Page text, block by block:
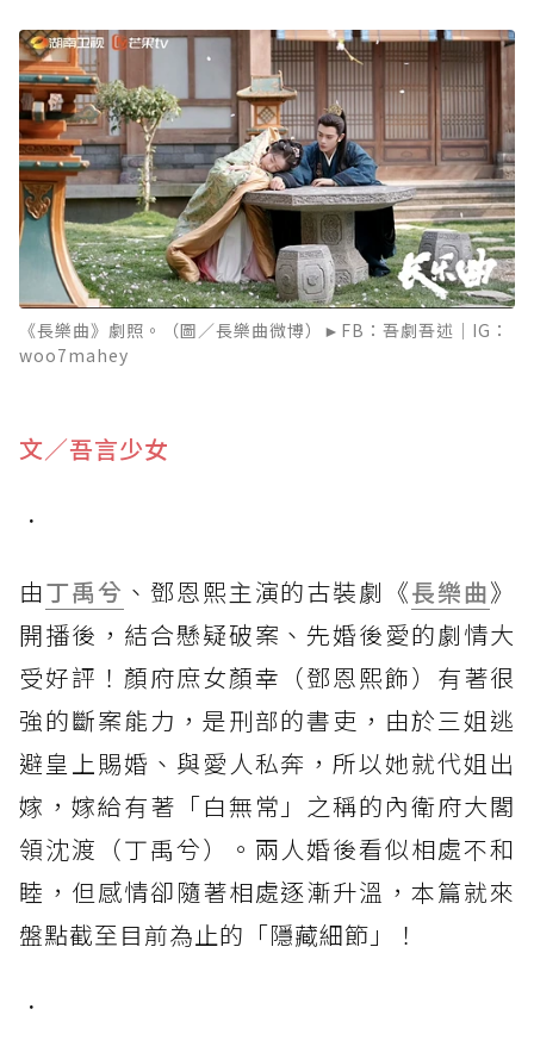
《長樂曲》劇照。（圖／長樂曲微博）►FB：吾劇吾述｜IG：
woo7mahey
文／吾言少女
．
由丁禹兮 、鄧恩熙主演的古裝劇《長樂曲》
開播後，結合懸疑破案、先婚後愛的劇情大
受好評！顏府庶女顏幸（鄧恩熙飾）有著很
強的斷案能力，是刑部的書吏，由於三姐逃
避皇上賜婚、與愛人私奔，所以她就代姐出
嫁，嫁給有著「白無常」之稱的內衛府大閣
領沈渡（丁禹兮）。兩人婚後看似相處不和
睦，但感情卻隨著相處逐漸升溫，本篇就來
盤點截至目前為止的「隱藏細節」！
．